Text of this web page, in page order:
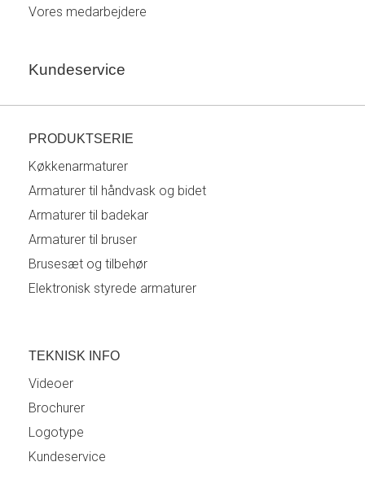
Vores medarbejdere
Kundeservice
PRODUKTSERIE
Køkkenarmaturer
Armaturer til håndvask og bidet
Armaturer til badekar
Armaturer til bruser
Brusesæt og tilbehør
Elektronisk styrede armaturer
TEKNISK INFO
Videoer
Brochurer
Logotype
Kundeservice